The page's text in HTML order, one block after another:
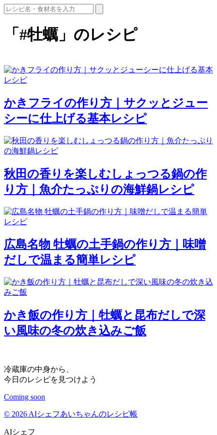
「#牡蠣」のレシピ
かきフライの作り方｜サクッとジュー
シーに仕上げる基本レシピ
秋田の香りを楽しむしょっつる鍋の作
り方｜魚介たっぷりの海鮮鍋レシピ
広島名物 牡蠣の土手鍋の作り方｜味噌
だしで温まる簡単レシピ
かき飯の作り方｜牡蠣と昆布だしで深
い風味の冬の炊き込みご飯
冷蔵庫の中身から、
今日のレシピを見つけよう
Coming soon
© 2026 AIシェフあいちゃんのレシピ帳
AIシェフ